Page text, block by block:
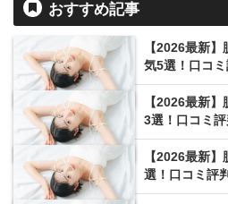
おすすめ記事
【2026最新
気5選！口コ
【2026最新
3選！口コミ
【2026最新
選！口コミ評